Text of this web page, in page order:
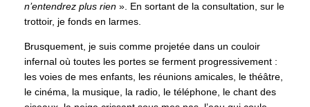
n’entendrez plus rien ». En sortant de la consultation, sur le
trottoir, je fonds en larmes.
Brusquement, je suis comme projetée dans un couloir
infernal où toutes les portes se ferment progressivement :
les voies de mes enfants, les réunions amicales, le théâtre,
le cinéma, la musique, la radio, le téléphone, le chant des